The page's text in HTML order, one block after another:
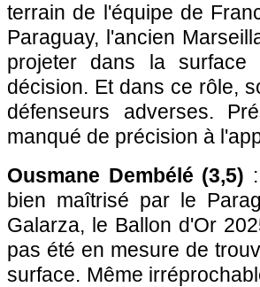
terrain de l'équipe de
Paraguay, l'ancien
projeter dans la
décision. Et dans ce rôle,
défenseurs adverses.
manqué de précision à
Ousmane Dembélé (3,5)
bien maîtrisé par le
Galarza, le Ballon d'Or
pas été en mesure de
surface. Même